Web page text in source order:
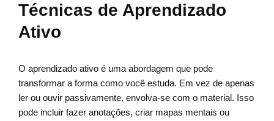
Técnicas de Aprendizado
Ativo
O aprendizado ativo é uma abordagem que pode
transformar a forma como você estuda. Em vez de apenas
ler ou ouvir passivamente, envolva-se com o material. Isso
pode incluir fazer anotações, criar mapas mentais ou